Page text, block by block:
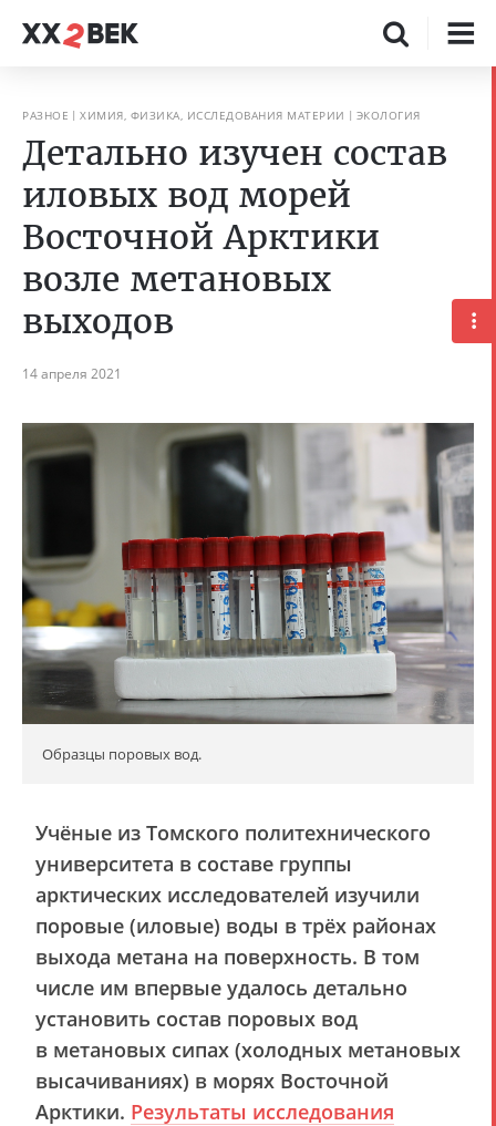
РАЗНОЕ ХИМИЯ, ФИЗИКА, ИССЛЕДОВАНИЯ МАТЕРИИ ЭКОЛОГИЯ
Детально изучен состав
иловых вод морей
Восточной Арктики
возле метановых
выходов
14 апреля 2021
Образцы поровых вод.
Учёные из Томского политехнического
университета в составе группы
арктических исследователей изучили
поровые (иловые) воды в трёх районах
выхода метана на поверхность. В том
числе им впервые удалось детально
установить состав поровых вод
в метановых сипах (холодных метановых
высачиваниях) в морях Восточной
Арктики. Результаты исследования